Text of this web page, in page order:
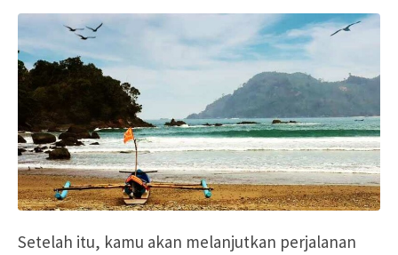
Setelah itu, kamu akan melanjutkan perjalanan